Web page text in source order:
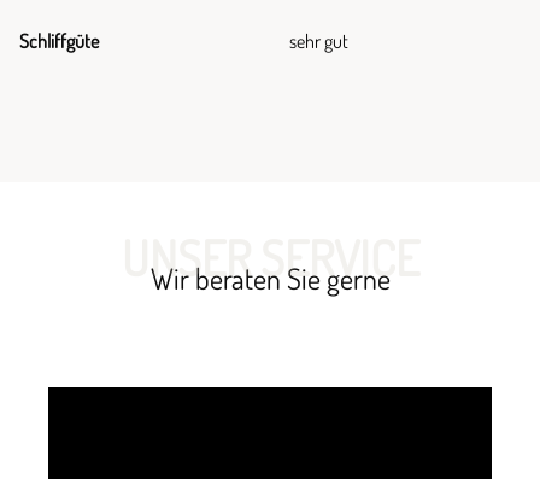
Schliffgüte sehr gut
UNSER SERVICE
Wir beraten Sie gerne